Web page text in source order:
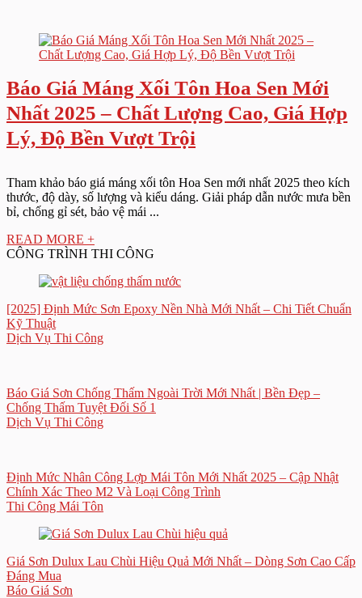
Báo Giá Máng Xối Tôn Hoa Sen Mới
Nhất 2025 – Chất Lượng Cao, Giá Hợp
Lý, Độ Bền Vượt Trội
Tham khảo báo giá máng xối tôn Hoa Sen mới nhất 2025 theo kích
thước, độ dày, số lượng và kiểu dáng. Giải pháp dẫn nước mưa bền
bỉ, chống gỉ sét, bảo vệ mái ...
READ MORE +
CÔNG TRÌNH THI CÔNG
[2025] Định Mức Sơn Epoxy Nền Nhà Mới Nhất – Chi Tiết Chuẩn
Kỹ Thuật
Dịch Vụ Thi Công
Báo Giá Sơn Chống Thấm Ngoài Trời Mới Nhất | Bền Đẹp –
Chống Thấm Tuyệt Đối Số 1
Dịch Vụ Thi Công
Định Mức Nhân Công Lợp Mái Tôn Mới Nhất 2025 – Cập Nhật
Chính Xác Theo M2 Và Loại Công Trình
Thi Công Mái Tôn
Giá Sơn Dulux Lau Chùi Hiệu Quả Mới Nhất – Dòng Sơn Cao Cấp
Đáng Mua
Báo Giá Sơn